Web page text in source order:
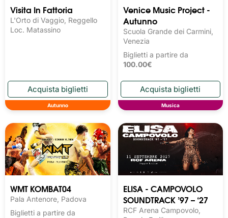
Visita In Fattoria
L'Orto di Vaggio, Reggello
Loc. Matassino
Autunno
Venice Music Project -
Autunno
Scuola Grande dei Carmini,
Venezia
Biglietti a partire da
100.00€
Musica
WMT KOMBAT04
Pala Antenore, Padova
Biglietti a partire da
ELISA - CAMPOVOLO
SOUNDTRACK ’97 – ‘27
RCF Arena Campovolo,